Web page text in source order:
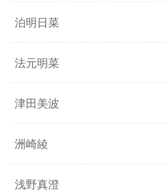
泊明日菜
法元明菜
津田美波
洲崎綾
浅野真澄